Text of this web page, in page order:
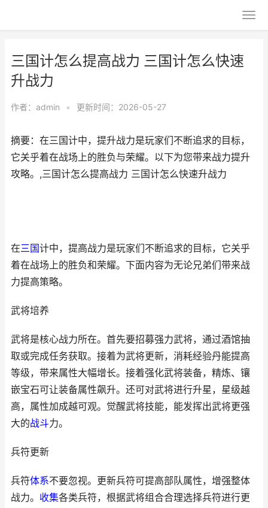
三国计怎么提高战力 三国计怎么快速
升战力
作者： admin • 更新时间：2026-05-27
摘要：在三国计中，提升战力是玩家们不断追求的目标，
它关乎着在战场上的胜负与荣耀。以下为您带来战力提升
攻略。,三国计怎么提高战力 三国计怎么快速升战力
在三国计中，提高战力是玩家们不断追求的目标，它关乎
着在战场上的胜负和荣耀。下面内容为无论兄弟们带来战
力提高策略。
武将培养
武将是核心战力所在。首先要招募强力武将，通过酒馆抽
取或完成任务获取。接着为武将更新，消耗经验丹能提高
等级，带来属性大幅增长。接着强化武将装备，精炼、镶
嵌宝石可让装备属性飙升。还可对武将进行升星，星级越
高，属性加成越可观。觉醒武将技能，能发挥出武将更强
大的战斗力。
兵符更新
兵符体系不要忽视。更新兵符可提高部队属性，增强整体
战力。 收集各类兵符，根据武将组合合理选择兵符进行更